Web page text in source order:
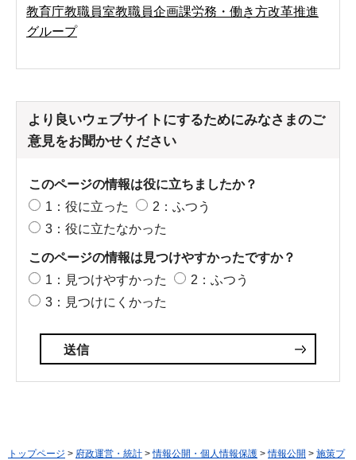
教育庁教職員室教職員企画課労務・働き方改革推進
グループ
より良いウェブサイトにするためにみなさまのご
意見をお聞かせください
このページの情報は役に立ちましたか？
1：役に立った
2：ふつう
3：役に立たなかった
このページの情報は見つけやすかったですか？
1：見つけやすかった
2：ふつう
3：見つけにくかった
トップページ > 府政運営・統計 >情報公開・個人情報保護 >情報公開 > 施策プ